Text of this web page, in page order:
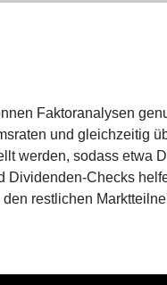
Faktoranalysen
und gleichzeitig
werden, sodass etwa
Dividenden-Checks
restlichen